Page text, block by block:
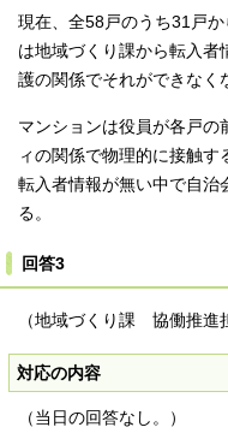
現在、全58戸のうち31戸
は地域づくり課から転入者
護の関係でそれができなく
マンションは役員が各戸の
ィの関係で物理的に接触す
転入者情報が無い中で自治
る。
回答3
（地域づくり課 協働推進
対応の内容
（当日の回答なし。）